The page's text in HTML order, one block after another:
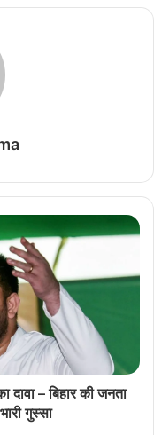
– बिहार की जनता
गुस्सा